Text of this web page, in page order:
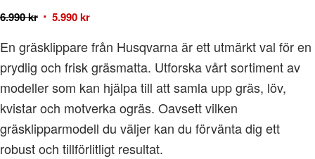
6.990kr 5.990kr
En gräsklippare från Husqvarna är ett utmärkt val för en
prydlig och frisk gräsmatta. Utforska vårt sortiment av
modeller som kan hjälpa till att samla upp gräs, löv,
kvistar och motverka ogräs. Oavsett vilken
gräsklipparmodell du väljer kan du förvänta dig ett
robust och tillförlitligt resultat.